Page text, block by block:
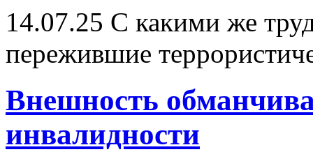
14.07.25 С какими же
пережившие
Внешность
инвалидности